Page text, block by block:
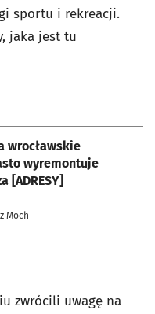
sportu i rekreacji.
jaka jest tu
wrocławskie
wyremontuje
[ADRESY]
Moch
zwrócili uwagę na